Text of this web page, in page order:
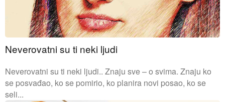
Neverovatni su ti neki ljudi
Neverovatni su ti neki ljudi.. Znaju sve – o svima. Znaju ko
se posvađao, ko se pomirio, ko planira novi posao, ko se
seli...